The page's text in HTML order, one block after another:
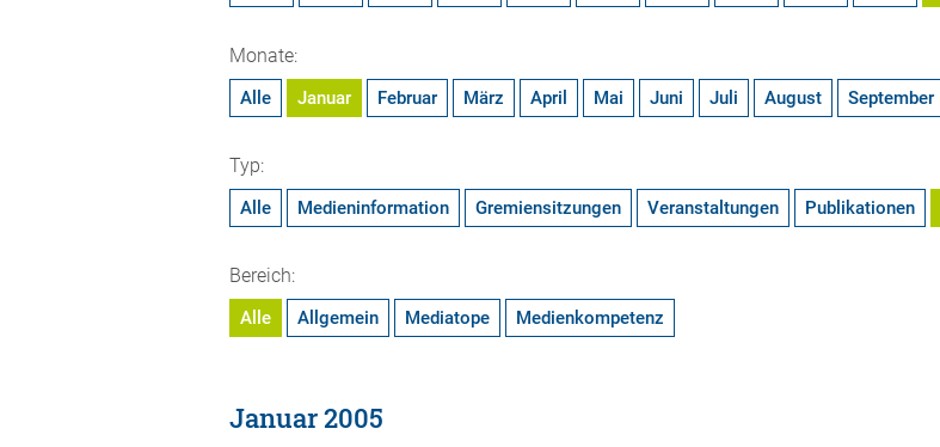
Monate:
Alle Januar Februar März April Mai Juni Juli August September
Typ:
Alle Medieninformation Gremiensitzungen Veranstaltungen Publikationen
Bereich:
Alle Allgemein Mediatope Medienkompetenz
Januar 2005